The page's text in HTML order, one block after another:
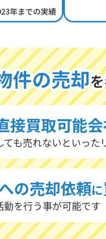
年までの実績
接買取可能
ても売れないといった
の売却依頼に
動を行う事が可能です